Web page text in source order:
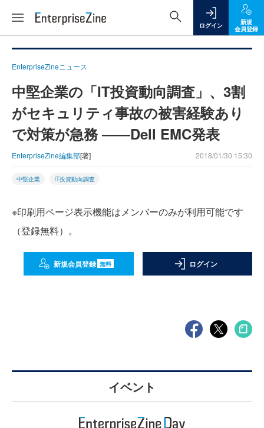
ログイン
新規
会員登録
EnterpriseZineニュース
中堅企業の「IT投資動向調査」、3割
がセキュリティ事故の被害経験あり
で対策が急務 ――Dell EMC発表
EnterpriseZine編集部[著] 2018/01/30 15:30
中堅企業 IT投資動向調査
※印刷用ページ表示機能はメンバーのみが利用可能です
（登録無料）。
新規会員登録 無料 ログイン
イベント